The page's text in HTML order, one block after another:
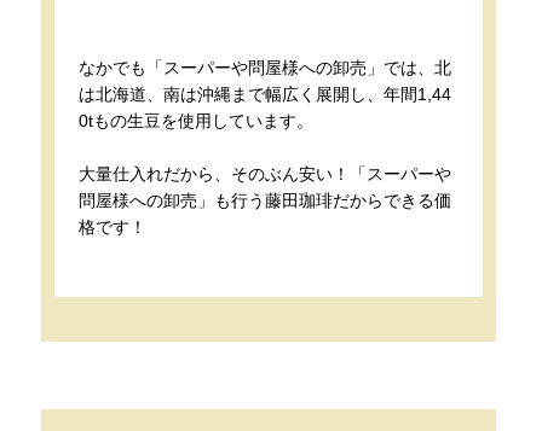
なかでも「スーパーや問屋様への卸売」では、北
は北海道、南は沖縄まで幅広く展開し、年間1,44
0tもの生豆を使用しています。
大量仕入れだから、そのぶん安い！「スーパーや
問屋様への卸売」も行う藤田珈琲だからできる価
格です！